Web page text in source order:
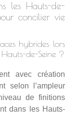
les Hauts-de-
concilier vie
hybrides lors
de-Seine ?
avec création
selon l’ampleur
de finitions
dans les Hauts-